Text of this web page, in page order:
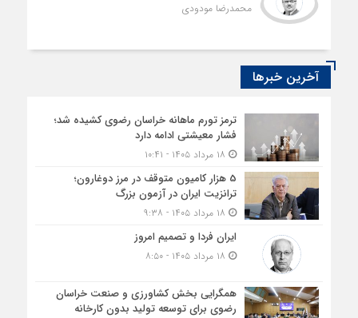
محمدرضا مودودی
آخرین خبرها
ترمز تورم ماهانه خراسان رضوی کشیده شد؛
فشار معیشتی ادامه دارد
5 هزار کامیون متوقف در مرز دوغارون؛
ترانزیت ایران در آزمون بزرگ
ایران فردا و تصمیم امروز
همگرایی بخش کشاورزی و صنعت خراسان
رضوی برای توسعه تولید بدون کارخانه